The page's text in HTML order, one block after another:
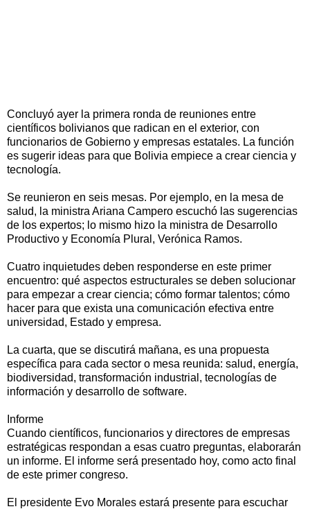
Concluyó ayer la primera ronda de reuniones entre
científicos bolivianos que radican en el exterior, con
funcionarios de Gobierno y empresas estatales. La función
es sugerir ideas para que Bolivia empiece a crear ciencia y
tecnología.
Se reunieron en seis mesas. Por ejemplo, en la mesa de
salud, la ministra Ariana Campero escuchó las sugerencias
de los expertos; lo mismo hizo la ministra de Desarrollo
Productivo y Economía Plural, Verónica Ramos.
Cuatro inquietudes deben responderse en este primer
encuentro: qué aspectos estructurales se deben solucionar
para empezar a crear ciencia; cómo formar talentos; cómo
hacer para que exista una comunicación efectiva entre
universidad, Estado y empresa.
La cuarta, que se discutirá mañana, es una propuesta
específica para cada sector o mesa reunida: salud, energía,
biodiversidad, transformación industrial, tecnologías de
información y desarrollo de software.
Informe
Cuando científicos, funcionarios y directores de empresas
estratégicas respondan a esas cuatro preguntas, elaborarán
un informe. El informe será presentado hoy, como acto final
de este primer congreso.
El presidente Evo Morales estará presente para escuchar